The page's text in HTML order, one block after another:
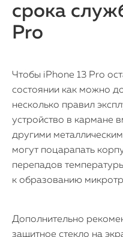
срока
Pro
Чтобы iPhone 13 Pro
состоянии как можно
несколько правил
устройство в кармане
другими
могут поцарапать
перепадов
к образованию
Дополнительно
защитное стекло на